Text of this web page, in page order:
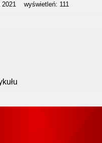
2021 wyświetleń: 111